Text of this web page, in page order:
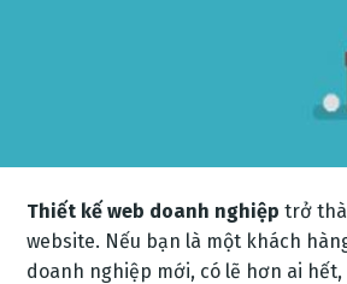
Thiết kế web doanh nghiệp trở
website. Nếu bạn là một khách
doanh nghiệp mới, có lẽ hơn ai